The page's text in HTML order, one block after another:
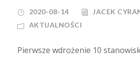
2020-08-14
JACEK
AKTUALNOŚCI
Pierwsze wdrożenie 10